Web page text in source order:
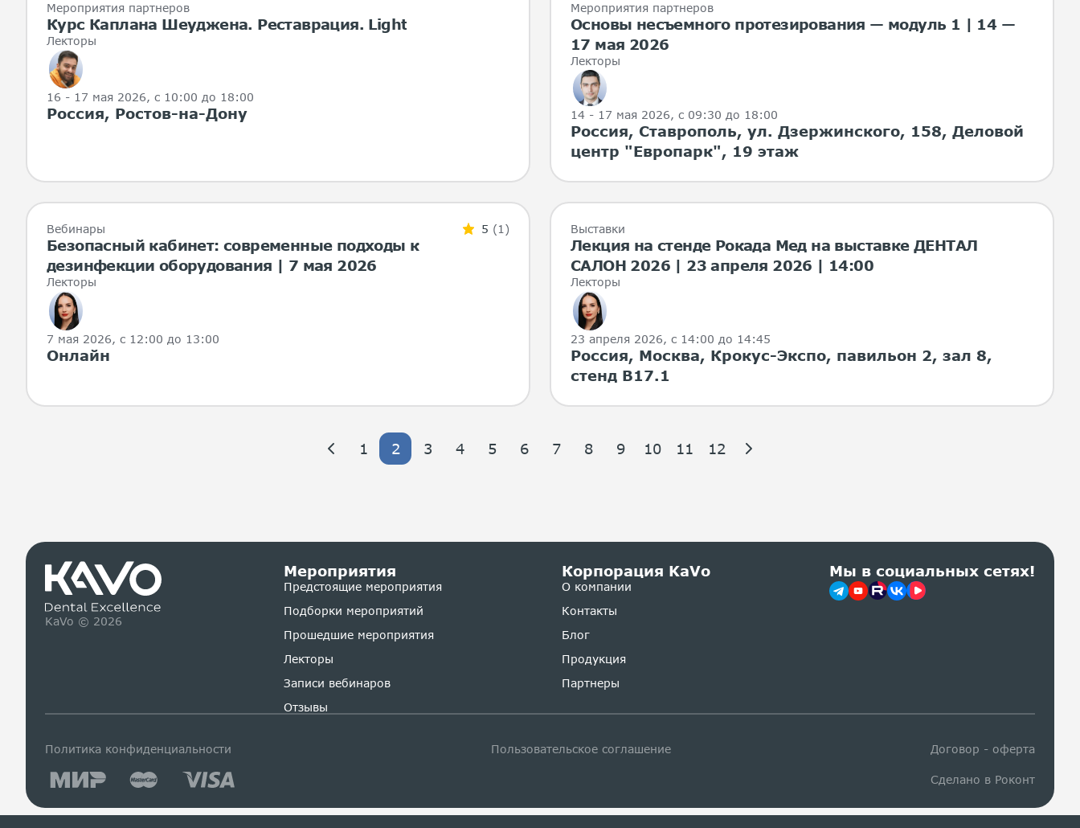
Мероприятия партнеров
Курс Каплана Шеуджена. Реставрация. Light
Лекторы
16 - 17 мая 2026, с 10:00 до 18:00
Россия, Ростов-на-Дону
Мероприятия партнеров
Основы несъемного протезирования — модуль 1 | 14 —
17 мая 2026
Лекторы
14 - 17 мая 2026, с 09:30 до 18:00
Россия, Ставрополь, ул. Дзержинского, 158, Деловой
центр "Европарк", 19 этаж
Вебинары 5 (1)
Безопасный кабинет: современные подходы к
дезинфекции оборудования | 7 мая 2026
Лекторы
7 мая 2026, с 12:00 до 13:00
Онлайн
Выставки
Лекция на стенде Рокада Мед на выставке ДЕНТАЛ
САЛОН 2026 | 23 апреля 2026 | 14:00
Лекторы
23 апреля 2026, с 14:00 до 14:45
Россия, Москва, Крокус-Экспо, павильон 2, зал 8,
стенд B17.1
1 2 3 4 5 6 7 8 9 10 11 12
KaVo © 2026
Мероприятия
Предстоящие мероприятия
Подборки мероприятий
Прошедшие мероприятия
Лекторы
Записи вебинаров
Отзывы
Корпорация KaVo
О компании
Контакты
Блог
Продукция
Партнеры
Мы в социальных сетях!
Политика конфиденциальности Пользовательское соглашение Договор - оферта
Сделано в Роконт